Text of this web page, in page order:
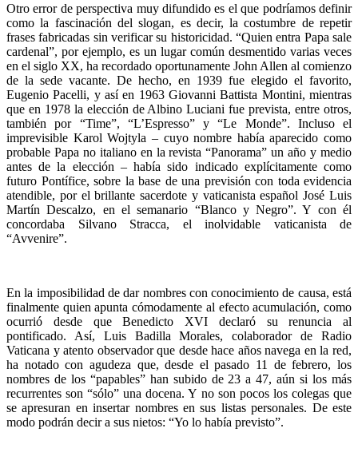
Otro error de perspectiva muy difundido es el que podríamos definir
como la fascinación del slogan, es decir, la costumbre de repetir
frases fabricadas sin verificar su historicidad. “Quien entra Papa sale
cardenal”, por ejemplo, es un lugar común desmentido varias veces
en el siglo XX, ha recordado oportunamente John Allen al comienzo
de la sede vacante. De hecho, en 1939 fue elegido el favorito,
Eugenio Pacelli, y así en 1963 Giovanni Battista Montini, mientras
que en 1978 la elección de Albino Luciani fue prevista, entre otros,
también por “Time”, “L’Espresso” y “Le Monde”. Incluso el
imprevisible Karol Wojtyla – cuyo nombre había aparecido como
probable Papa no italiano en la revista “Panorama” un año y medio
antes de la elección – había sido indicado explícitamente como
futuro Pontífice, sobre la base de una previsión con toda evidencia
atendible, por el brillante sacerdote y vaticanista español José Luis
Martín Descalzo, en el semanario “Blanco y Negro”. Y con él
concordaba Silvano Stracca, el inolvidable vaticanista de
“Avvenire”.
En la imposibilidad de dar nombres con conocimiento de causa, está
finalmente quien apunta cómodamente al efecto acumulación, como
ocurrió desde que Benedicto XVI declaró su renuncia al
pontificado. Así, Luis Badilla Morales, colaborador de Radio
Vaticana y atento observador que desde hace años navega en la red,
ha notado con agudeza que, desde el pasado 11 de febrero, los
nombres de los “papables” han subido de 23 a 47, aún si los más
recurrentes son “sólo” una docena. Y no son pocos los colegas que
se apresuran en insertar nombres en sus listas personales. De este
modo podrán decir a sus nietos: “Yo lo había previsto”.